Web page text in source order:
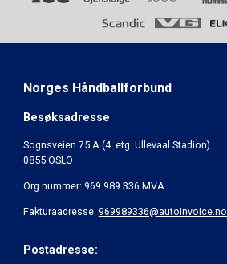
Norges Håndballforbund
Besøksadresse
Sognsveien 75 A (4. etg. Ullevaal Stadion)
0855 OSLO
Org.nummer: 969 989 336 MVA
Fakturaadresse: 969989336@autoinvoice.no
Postadresse: